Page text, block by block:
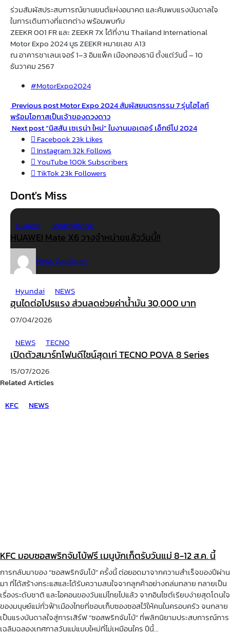
ร่วมสัมผัสประสบการณ์ยานยนต์แห่งอนาคต และค้นพบแรงบันดาลใจ
ในการเดินทางที่แตกต่าง พร้อมพบกับ
ZEEKR 001 FR และ ZEEKR 7X ได้ที่งาน Thailand International
Motor Expo 2024 บูธ ZEEKR หมายเลข A13
ณ อาคารชาเลนเจอร์ 1–3 อิมแพ็ค เมืองทองธานี ตั้งแต่วันนี้ – 10
ธันวาคม 2567
#MotorExpo2024
Previous postMotor Expo 2024 สัมผัสยนตรกรรม 7 รุ่นไฮไลท์
พร้อมโอกาสเป็นเจ้าของดวงดาว
Next post“นิสสัน เซเรน่า ใหม่” ในงานมอเตอร์ เอ็กซ์โป 2024
Facebook23k Likes
Instagram32k Follows
YouTube100kSubscribers
TikTok23k Followers
Dont's Miss
Huawei Smartphone
HUAWEI Mate X6 วางจำหน่ายแล้ววันนี้!!
News GadGuan
Hyundai NEWS
ฮุนไดต่อโปรแรง ส่วนลดช่วยค่าน้ำมัน 30,000 บาท
07/04/2026
NEWS
TECNO
เปิดตัวสมาร์ทโฟนดีไซน์สุดเท่ TECNO POVA 8 Series
15/07/2026
Related Articles
KFC
NEWS
KFC มอบซอสพริกจัมโบ้ฟรี เมนูบักเก็ตรับวันแม่ 8-12 ส.ค. นี้
การกลับมาของ “ซอสพริกจัมโบ้” ครั้งนี้ ต่อยอดมาจากความสำเร็จของปีผ่าน
มา ที่ได้สร้างกระแสและได้รับความสนใจจากลูกค้าอย่างถล่มทลาย กลายเป็น
เรื่องระดับชาติ และไอคอนของวันแม่ไทยไปแล้ว จากอินไซต์เรียบง่ายสุดโดนใจ
ของมนุษย์แม่ทั่วฟ้าเมืองไทยที่ชอบเก็บซองซอสไว้ให้คนในครอบครัว จนกลาย
เป็นแรงบันดาลใจสู่การเสิร์ฟ “ซอสพริกจัมโบ้” ที่พลิกนิยามประสบการณ์การ
เฉลิมฉลองเทศกาลวันแม่แบบใหม่ที่ไม่เหมือนใคร ปีนี้...